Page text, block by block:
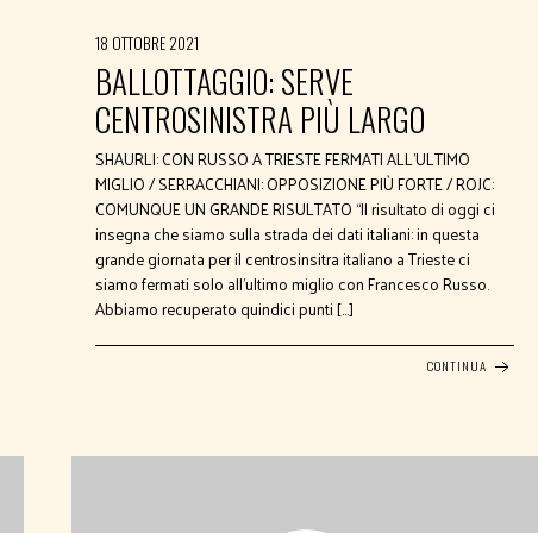
18 OTTOBRE 2021
BALLOTTAGGIO: SERVE
CENTROSINISTRA PIÙ LARGO
SHAURLI: CON RUSSO A TRIESTE FERMATI ALL’ULTIMO
MIGLIO / SERRACCHIANI: OPPOSIZIONE PIÙ FORTE / ROJC:
COMUNQUE UN GRANDE RISULTATO “Il risultato di oggi ci
insegna che siamo sulla strada dei dati italiani: in questa
grande giornata per il centrosinsitra italiano a Trieste ci
siamo fermati solo all’ultimo miglio con Francesco Russo.
Abbiamo recuperato quindici punti […]
CONTINUA